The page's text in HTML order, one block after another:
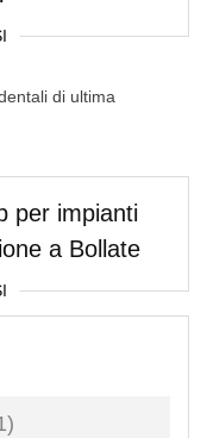
per impianti
a Bollate